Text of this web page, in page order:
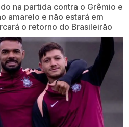
na partida contra o Grêmio e
amarelo e não estará em
o retorno do Brasileirão